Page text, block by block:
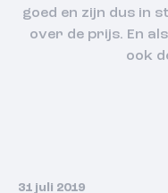
goed en zijn dus in
over de prijs. En
ook
31 juli 2019